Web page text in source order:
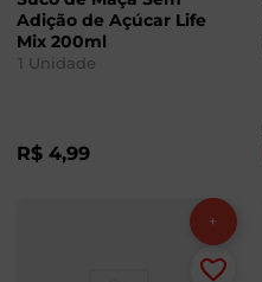
Adição de Açúcar Life
Mix 200ml
1 Unidade
R$ 4,99